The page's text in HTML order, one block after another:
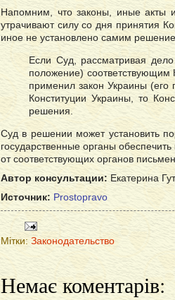
Напомним, что законы, иные акты
утрачивают силу со дня принятия
иное не установлено самим
Если Суд, рассматривая
положение) соответствующим
применил закон Украины (его
Конституции Украины, то
решения.
Суд в решении может установить
государственные органы
от соответствующих органов
Автор консультации: Екатерина
Источник: Prostopravo
Мітки: Законодательство
Немає коментарів: